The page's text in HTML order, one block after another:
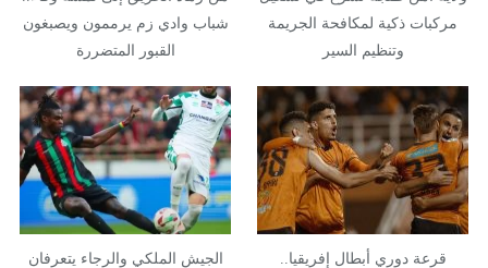
مركبات ذكية لمكافحة الجريمة
وتنظيم السير
شباب وادي زم يرممون ويصبغون
القبور المتضررة
قرعة دوري أبطال إفريقيا..
الجيش الملكي والرجاء يتعرفان